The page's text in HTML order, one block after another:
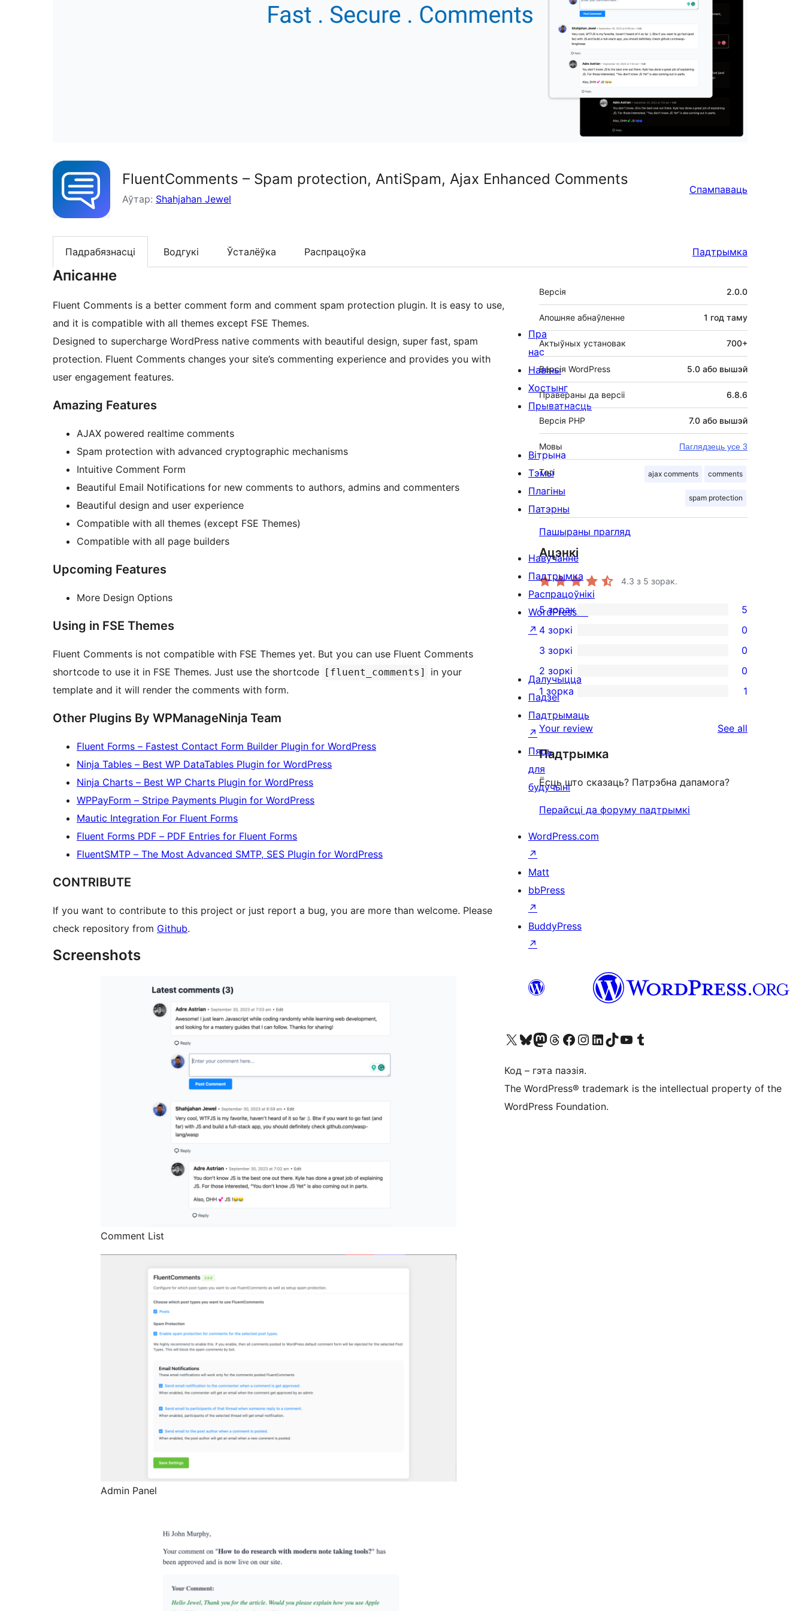
FluentComments – Spam protection, AntiSpam, Ajax Enhanced Comments
Аўтар: Shahjahan Jewel
Спампаваць
Падрабязнасці Водгукі Ўсталёўка Распрацоўка Падтрымка
Апісанне
Fluent Comments is a better comment form and comment spam protection plugin. It is easy to use,
and it is compatible with all themes except FSE Themes.
Designed to supercharge WordPress native comments with beautiful design, super fast, spam
protection. Fluent Comments changes your site’s commenting experience and provides you with
user engagement features.
Amazing Features
AJAX powered realtime comments
Spam protection with advanced cryptographic mechanisms
Intuitive Comment Form
Beautiful Email Notifications for new comments to authors, admins and commenters
Beautiful design and user experience
Compatible with all themes (except FSE Themes)
Compatible with all page builders
Upcoming Features
More Design Options
Using in FSE Themes
Fluent Comments is not compatible with FSE Themes yet. But you can use Fluent Comments
shortcode to use it in FSE Themes. Just use the shortcode [fluent_comments]
in your
template and it will render the comments with form.
Other Plugins By WPManageNinja Team
Fluent Forms – Fastest Contact Form Builder Plugin for WordPress
Ninja Tables – Best WP DataTables Plugin for WordPress
Ninja Charts – Best WP Charts Plugin for WordPress
WPPayForm – Stripe Payments Plugin for WordPress
Mautic Integration For Fluent Forms
Fluent Forms PDF – PDF Entries for Fluent Forms
FluentSMTP – The Most Advanced SMTP, SES Plugin for WordPress
CONTRIBUTE
If you want to contribute to this project or just report a bug, you are more than welcome. Please
check repository from Github.
Screenshots
Comment List
Admin Panel
Мета
Версія 2.0.0
Апошняе абнаўленне 1 год таму
Актыўных установак 700+
Версія WordPress 5.0 або вышэй
Правераны да версіі 6.8.6
Версія PHP 7.0 або вышэй
Мовы Паглядзець усе 3
Тэгі ajax comments comments
spam protection
Пашыраны прагляд
Ацэнкі
4.3 з 5 зорак.
5
5-
star
reviews
5 зорак 5
4-
star
reviews
4 зоркі 0
0
3-
star
reviews
3 зоркі 0
0
2-
star
reviews
2 зоркі 0
1
1-
star
review
1 зорка 1
Your review See all
Падтрымка
Ёсць што сказаць? Патрэбна дапамога?
Перайсці да форуму падтрымкі
Пра
нас
Навіны
Хостынг
Прыватнасць
Вітрына
Тэмы
Плагіны
Патэрны
Навучанне
Падтрымка
Распрацоўнікі
WordPress.tv
↗
Далучыцца
Падзеі
Падтрымаць
↗
Пяць
для
будучыні
WordPress.com
↗
Matt
bbPress
↗
BuddyPress
↗
Наведайце наш акаўнт у X (былы Twitter)
Visit our Bluesky account
Visit our Mastodon account
Visit our Threads account
Наведаеце нашу старонку на Facebook
Наведайце наш Instagram
Наведайце нашу старонку ў LinkedIn
Visit our TikTok account
Наведайце наш YouTube каналVisit our Tumblr account
Код – гэта паэзія.
The WordPress® trademark is the intellectual property of the
WordPress Foundation.